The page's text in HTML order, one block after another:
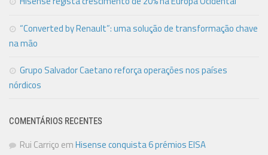
“Converted by Renault”: uma solução de transformação chave
na mão
Grupo Salvador Caetano reforça operações nos países
nórdicos
COMENTÁRIOS RECENTES
Rui Carriço emHisense conquista 6 prémios EISA